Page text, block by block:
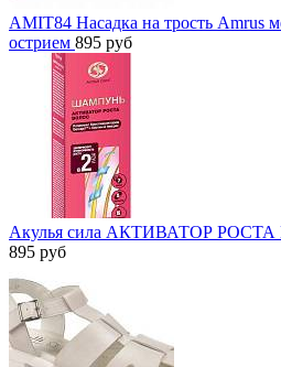
AMIT84 Насадка на трость Amrus
острием 895 руб
Акулья сила АКТИВАТОР РОСТА
895 руб